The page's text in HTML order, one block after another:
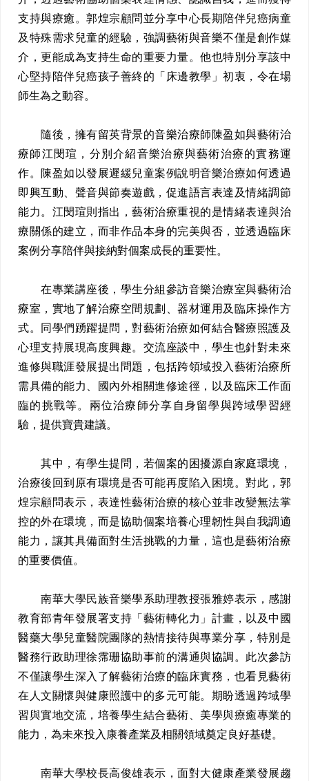
支持與療癒。郭煌宗顧問並分享中心長期陪伴兒癌病童
及特殊需求兒童的經驗，強調藝術與音樂不僅是創作媒
介，更能成為支持生命的重要力量。他也特別分享該中
心堅持陪伴兒癌孩子善終的「床邊教學」初衷，令在場
師生為之動容。
隨後，擁有留英背景的音樂治療師陳盈如與藝術治
療師江閔瑄，分別介紹音樂治療與藝術治療的實務運
作。陳盈如以發展遲緩兒童案例說明音樂治療如何透過
即興互動、聲音與節奏遊戲，促進語言表達及情緒調節
能力。江閔瑄則指出，藝術治療重視的是情緒表達與治
療關係的建立，而非作品本身的完美與否，並透過臨床
案例分享陪伴與接納對個案成長的重要性。
在專業講座後，學生分組參訪音樂治療室與藝術治
療室，實地了解治療空間規劃、器材運用及臨床操作方
式。同學們踴躍提問，對藝術治療如何結合醫療照護及
心理支持展現高度興趣。交流座談中，學生也針對未來
進修與職涯發展提出問題，包括跨領域投入藝術治療所
需具備的能力、國內外相關進修途徑，以及臨床工作面
臨的挑戰等。兩位治療師分享自身留學與跨域學習經
驗，提供寶貴建議。
其中，有學生提問，若個案的困擾源自家庭環境，
治療後回到原有環境是否可能再度陷入困境。對此，郭
煌宗顧問表示，表達性藝術治療的核心並非改變無法掌
控的外在環境，而是協助個案培養心理韌性與自我調適
能力，讓其具備面對生活挑戰的力量，這也是藝術治療
的重要價值。
南華大學民族音樂學系助理教授張雅婷表示，感謝
教育部青年發展署支持「藝術轉化力」計畫，以及中國
醫藥大學兒童醫院團隊的熱情接待與專業分享，特別是
醫務行政助理徐霈珊協助事前的溝通與協調。此次參訪
不僅讓學生深入了解藝術治療的臨床實務，也看見藝術
在人文關懷與健康照護中的多元可能。期盼透過跨域學
習與實地交流，培養學生結合藝術、美學與療癒專業的
能力，為未來投入康養產業及相關領域奠定良好基礎。
南華大學校長高俊雄表示，面對大健康產業發展趨